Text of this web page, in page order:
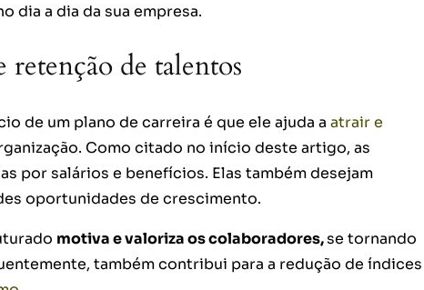
dia a dia da sua empresa.
retenção de talentos
de um plano de carreira é que ele ajuda a atrair e
Como citado no início deste artigo, as
por salários e benefícios. Elas também desejam
oportunidades de crescimento.
motiva e valoriza os colaboradores,se tornando
também contribui para a redução de índices